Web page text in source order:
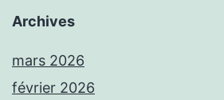
Archives
mars 2026
février 2026